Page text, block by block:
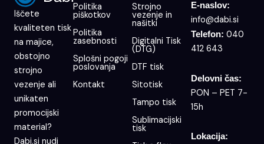
Iščete
kvaliteten tisk
na majice,
obstojno
strojno
vezenje ali
unikaten
promocijski
material?
Dabi.si nudi
Politika
piškotkov
Politika
zasebnosti
Splošni pogoji
poslovanja
Kontakt
Strojno
vezenje in
našitki
Digitalni Tisk
(DTG)
DTF tisk
Sitotisk
Tampo tisk
Sublimacijski
tisk
E-naslov:
info@dabi.si
Telefon: 040
412 643
Delovni čas:
PON – PET 7-
15h
Lokacija: